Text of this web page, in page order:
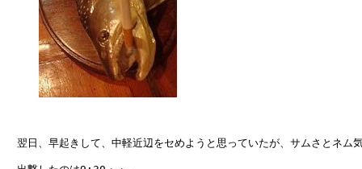
翌日、早起きして、中軽近辺をセめようと思っていたが、サムさとネム